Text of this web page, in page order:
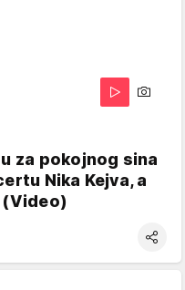
za pokojnog sina
Nika Kejva, a